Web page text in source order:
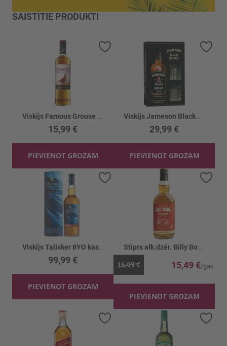
SAISTĪTIE PRODUKTI
15,99 €
PIEVIENOT GROZAM
29,99 €
PIEVIENOT GROZAM
99,99 €
PIEVIENOT GROZAM
Pievienot vēlmju sarakstam
16,99 € 15,49 €
PIEVIENOT GROZAM
Pievienot vēlmju sarakstam